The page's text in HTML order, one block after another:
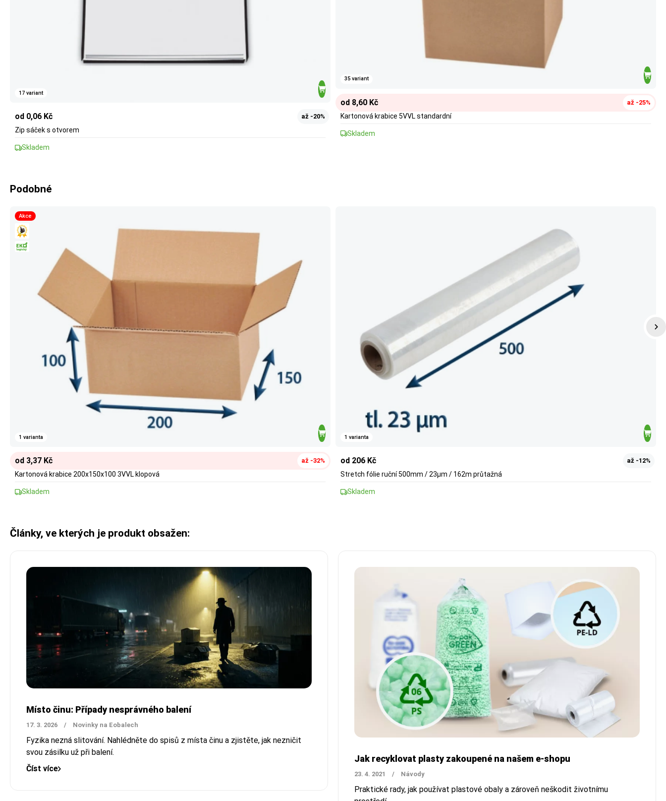
17 variant
od 0,06 Kč až -20%
Zip sáček s otvorem
Skladem
35 variant
od 8,60 Kč až -25%
Kartonová krabice 5VVL standardní
Skladem
Podobné
Akce
1 varianta
od 3,37 Kč až -32%
Kartonová krabice 200x150x100 3VVL klopová
Skladem
1 varianta
od 206 Kč až -12%
Stretch fólie ruční 500mm / 23µm / 162m průtažná
Skladem
Články, ve kterých je produkt obsažen:
Místo činu: Případy nesprávného balení
17. 3. 2026 / Novinky na Eobalech
Fyzika nezná slitování. Nahlédněte do spisů z místa činu a zjistěte, jak nezničit
svou zásilku už při balení.
Číst více
Jak recyklovat plasty zakoupené na našem e-shopu
23. 4. 2021 / Návody
Praktické rady, jak používat plastové obaly a zároveň neškodit životnímu